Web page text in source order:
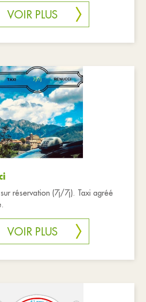
VOIR PLUS
réservation (7j/7j). Taxi agréé
VOIR PLUS